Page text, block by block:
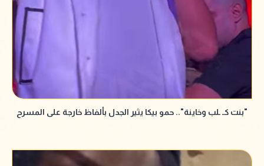
"بنت كـ ـلب وخاينة".. حمو بيكا يثير الجدل بألفاظ خارجة على المسرح